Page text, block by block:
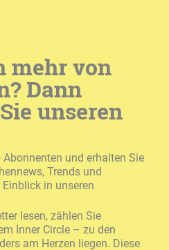
mehr von
Dann
unseren
und erhalten Sie
Trends und
in unseren
lesen, zählen Sie
Inner Circle – zu den
am Herzen liegen. Diese